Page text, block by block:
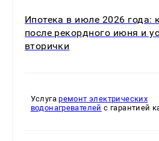
Ипотека в июле 2026 года:
после рекордного июня и
вторички
Услугаремонт электрических
водонагревателей с гарантией